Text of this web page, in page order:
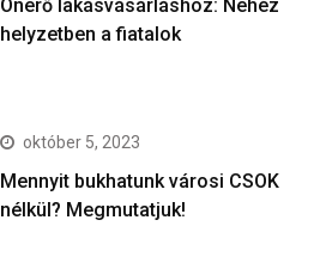
Önerő lakásvásárláshoz: Nehéz
helyzetben a fiatalok
október 5, 2023
Mennyit bukhatunk városi CSOK
nélkül? Megmutatjuk!